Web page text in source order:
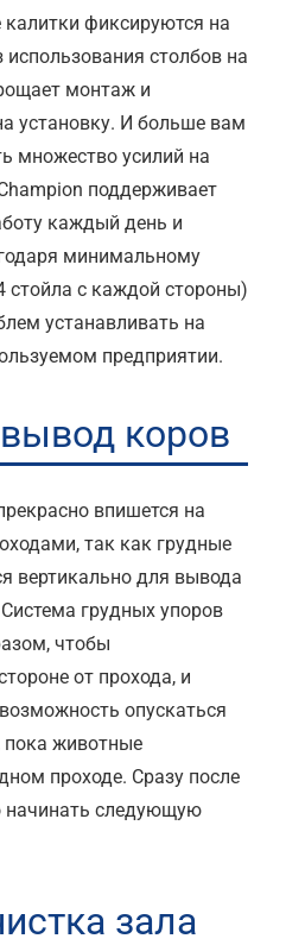
фиксируются на
использования столбов на
монтаж и
установку. И больше вам
множество усилий на
поддерживает
каждый день и
минимальному
стойла с каждой стороны)
устанавливать на
предприятии.
коров
впишется на
так как грудные
вертикально для вывода
грудных упоров
чтобы
от прохода, и
опускаться
пока животные
проходе. Сразу после
начинать следующую
зала